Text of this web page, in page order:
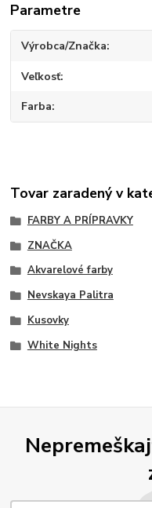
Parametre
Výrobca/Značka
Veľkosť
Farba
Tovar zaradený v
FARBY A PRÍPRAVKY
ZNAČKA
Akvarelové farby
Nevskaya Palitra
Kusovky
White Nights